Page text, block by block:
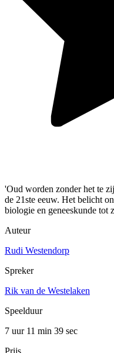
'Oud worden zonder het te
de 21ste eeuw. Het belicht
biologie en geneeskunde tot
Auteur
Rudi Westendorp
Spreker
Rik van de Westelaken
Speelduur
7 uur 11 min 39 sec
Prijs